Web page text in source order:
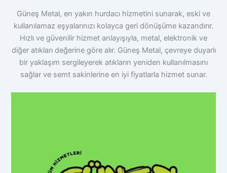
Güneş Metal, en yakın hurdacı hizmetini sunarak, eski ve
kullanılamaz eşyalarınızı kolayca geri dönüşüme kazandırır.
Hızlı ve güvenilir hizmet anlayışıyla, metal, elektronik ve
diğer atıkları değerine göre alır. Güneş Metal, çevreye duyarlı
bir yaklaşım sergileyerek atıkların yeniden kullanılmasını
sağlar ve semt sakinlerine en iyi fiyatlarla hizmet sunar.